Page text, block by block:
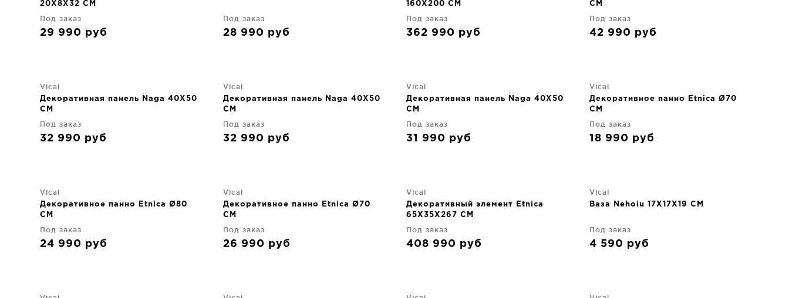
20X8X32 CM
Под заказ
29 990 руб
Под заказ
28 990 руб
160X200 CM
Под заказ
362 990 руб
CM
Под заказ
42 990 руб
Vical
Декоративная панель Naga 40X50
CM
Под заказ
32 990 руб
Vical
Декоративная панель Naga 40X50
CM
Под заказ
32 990 руб
Vical
Декоративная панель Naga 40X50
CM
Под заказ
31 990 руб
Vical
Декоративное панно Etnica Ø70
CM
Под заказ
18 990 руб
Vical
Декоративное панно Etnica Ø80
CM
Под заказ
24 990 руб
Vical
Декоративное панно Etnica Ø70
CM
Под заказ
26 990 руб
Vical
Декоративный элемент Etnica
65X35X267 CM
Под заказ
408 990 руб
Vical
Ваза Nehoiu 17X17X19 CM
Под заказ
4 590 руб